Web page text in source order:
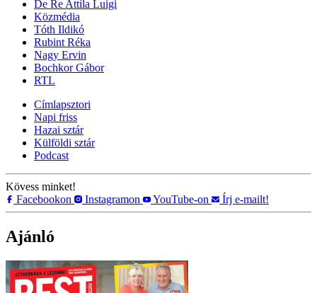
De Re Attila Luigi
Közmédia
Tóth Ildikó
Rubint Réka
Nagy Ervin
Bochkor Gábor
RTL
Címlapsztori
Napi friss
Hazai sztár
Külföldi sztár
Podcast
Kövess minket!
Facebookon
Instagramon YouTube-on Írj e-mailt!
Ajánló